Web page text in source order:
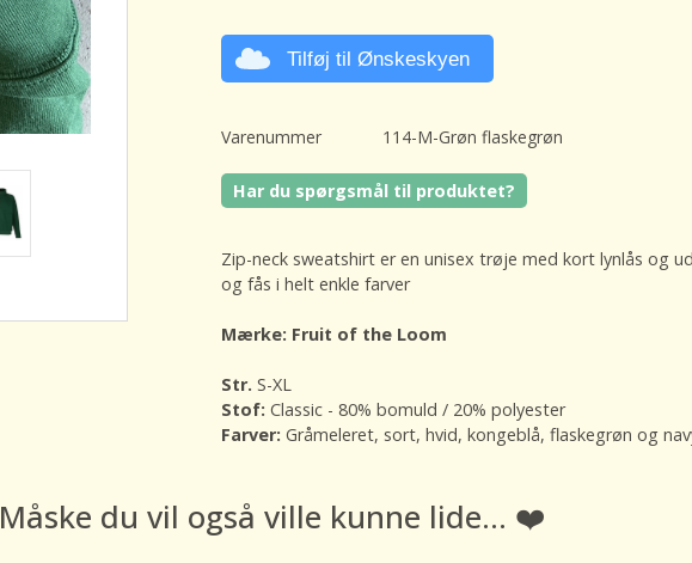
Tilføj til Ønskeskyen
Varenummer 114-M-Grøn flaskegrøn
Har du spørgsmål til produktet?
Zip-neck sweatshirt er en unisex trøje med kort lynlås og
og fås i helt enkle farver
Mærke: Fruit of the Loom
Str.S-XL
Stof: Classic - 80% bomuld / 20% polyester
Farver: Gråmeleret, sort, hvid, kongeblå, flaskegrøn og
Måske du vil også ville kunne lide... ❤️